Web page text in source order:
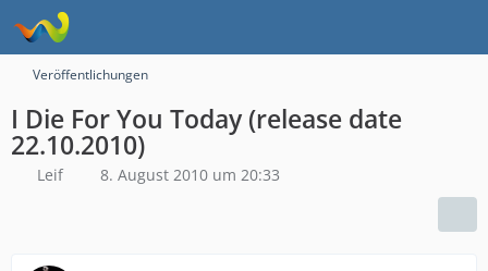
Veröffentlichungen
I Die For You Today (release date
22.10.2010)
Leif 8. August 2010 um 20:33